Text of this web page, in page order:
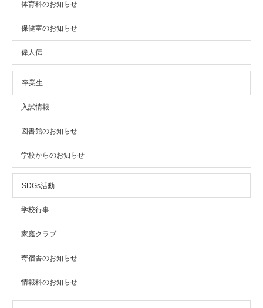
体育科のお知らせ
保健室のお知らせ
偉人伝
卒業生
入試情報
図書館のお知らせ
学校からのお知らせ
SDGs活動
学校行事
家庭クラブ
寄宿舎のお知らせ
情報科のお知らせ